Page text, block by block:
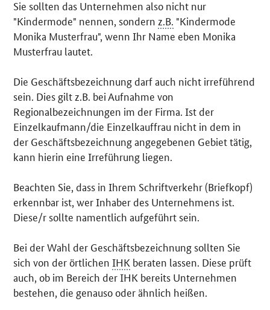
Sie sollten das Unternehmen also nicht nur
"Kindermode" nennen, sondern z.B. "Kindermode
Monika Musterfrau", wenn Ihr Name eben Monika
Musterfrau lautet.
Die Geschäftsbezeichnung darf auch nicht irreführend
sein. Dies gilt z.B. bei Aufnahme von
Regionalbezeichnungen im der Firma. Ist der
Einzelkaufmann/die Einzelkauffrau nicht in dem in
der Geschäftsbezeichnung angegebenen Gebiet tätig,
kann hierin eine Irreführung liegen.
Beachten Sie, dass in Ihrem Schriftverkehr (Briefkopf)
erkennbar ist, wer Inhaber des Unternehmens ist.
Diese/r sollte namentlich aufgeführt sein.
Bei der Wahl der Geschäftsbezeichnung sollten Sie
sich von der örtlichenIHK beraten lassen. Diese prüft
auch, ob im Bereich der IHK bereits Unternehmen
bestehen, die genauso oder ähnlich heißen.